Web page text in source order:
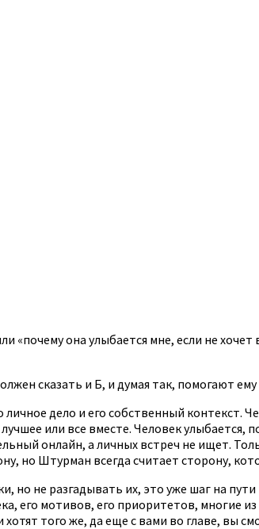
«почему она улыбается мне, если не
сказать и Б, и думая так, помогают
дело и его собственный контекст.
или все вместе. Человек улыбается,
онлайн, а личных встреч не ищет.
но Штурман всегда считает сторону,
но не разгадывать их, это уже шаг на
его мотивов, его приоритетов, многие
того же, да еще с вами во главе, вы